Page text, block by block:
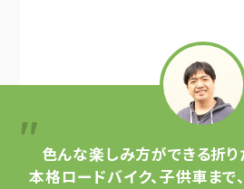
色んな楽しみ方ができる折
本格ロードバイク、子供車まで、